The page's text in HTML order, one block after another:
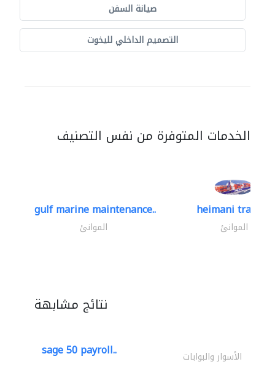
صيانة السفن
التصميم الداخلي لليخوت
الخدمات المتوفرة من نفس التصنيف
gulf marine maintenance..
الموانئ
heimani trading
الموانئ
نتائج مشابهة
sage 50 payroll.. الأسوار والبوابات